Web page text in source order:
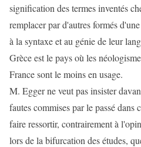
signification des termes inventés
remplacer par d'autres formés
à la syntaxe et au génie de leur
Grèce est le pays où les
France sont le moins en usage.
M. Egger ne veut pas insister
fautes commises par le passé dans
faire ressortir, contrairement à
lors de la bifurcation des études,